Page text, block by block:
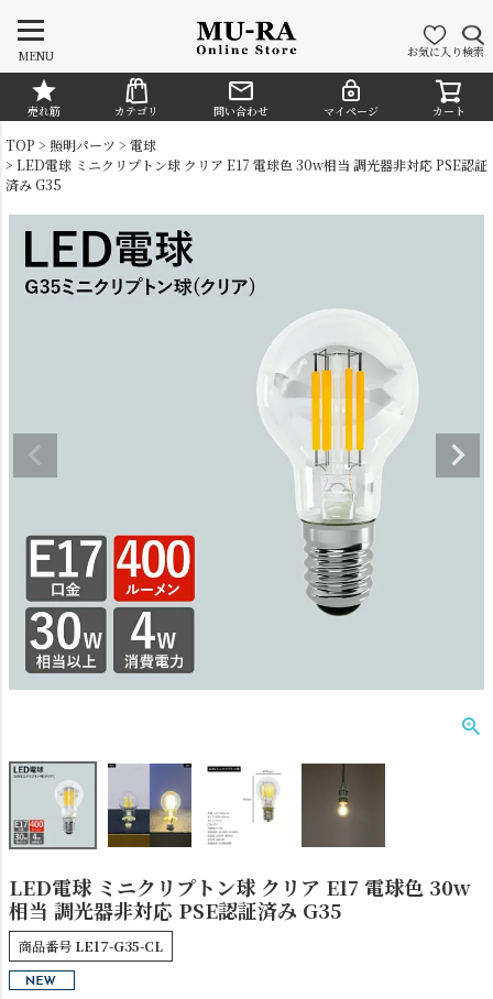
MENU お気に入り検索
CATEGORY
ペンダントライト
ダクトレール テーブルランプ
フロアライト
売れ筋 カテゴリ 問い合わせ マイページ カート
TOP 照明パーツ
電球
LED電球 ミニクリプトン球 クリア E17 電球色 30w相当 調光器非対応 PSE認証
済み G35
LED電球 ミニクリプトン球 クリア E17 電球色 30w
相当 調光器非対応 PSE認証済み G35
商品番号 LE17-G35-CL